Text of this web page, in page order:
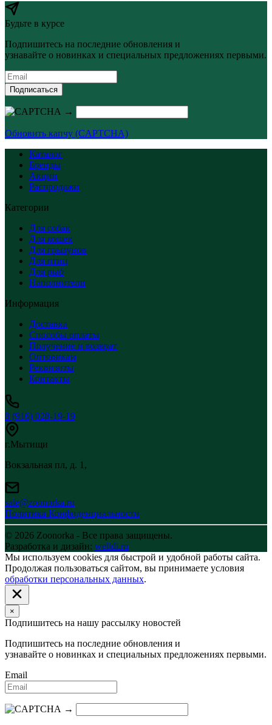
Будьте в курсе
Подпишитесь на последние обновления и
узнавайте о новинках и специальных предложениях первыми.
Подписаться
→
Обновить капчу (CAPTCHA)
Каталог
Бренды
Акции
Распродажи
Категории
Для собак
Для кошек
Для грызунов
Для птиц
Для рыб
Наполнители
Информация
Доставка
Способы оплаты
Получение и возврат
Оптовикам
Реквизиты
Контакты
8 (916) 028-19-19
г.Мытищи
Вокзальная пл, д. 1,
sale@zoonorka.ru
Политика Конфиденциальности
© 2026 Zoonorka - Все права защищены.
Разработка и дизайн: welldi.ru
Мы используем cookies для быстрой и удобной работы сайта.
Продолжая пользоваться сайтом, вы принимаете условия
обработки персональных данных.
×
Подпишитесь на нашу рассылку новостей
Подпишитесь на последние обновления и
узнавайте о новинках и специальных предложениях первыми.
Email
→